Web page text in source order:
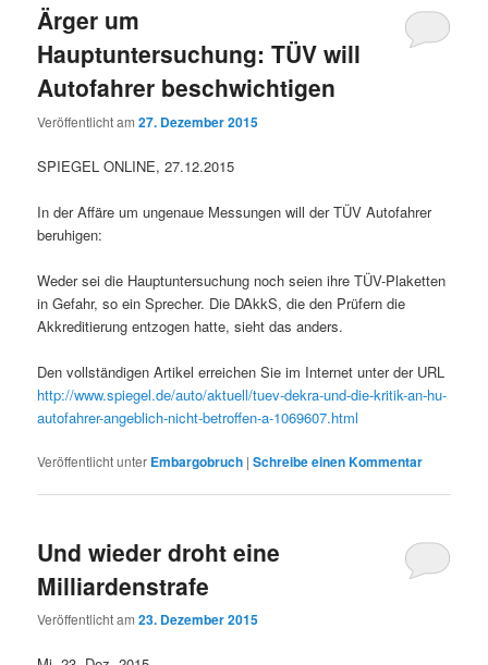
Ärger um
Hauptuntersuchung: TÜV will
Autofahrer beschwichtigen
Veröffentlicht am27. Dezember 2015
SPIEGEL ONLINE, 27.12.2015
In der Affäre um ungenaue Messungen will der TÜV Autofahrer
beruhigen:
Weder sei die Hauptuntersuchung noch seien ihre TÜV-Plaketten
in Gefahr, so ein Sprecher. Die DAkkS, die den Prüfern die
Akkreditierung entzogen hatte, sieht das anders.
Den vollständigen Artikel erreichen Sie im Internet unter der URL
http://www.spiegel.de/auto/aktuell/tuev-dekra-und-die-kritik-an-hu-
autofahrer-angeblich-nicht-betroffen-a-1069607.html
Veröffentlicht unter Embargobruch |Schreibe einen Kommentar
Und wieder droht eine
Milliardenstrafe
Veröffentlicht am23. Dezember 2015